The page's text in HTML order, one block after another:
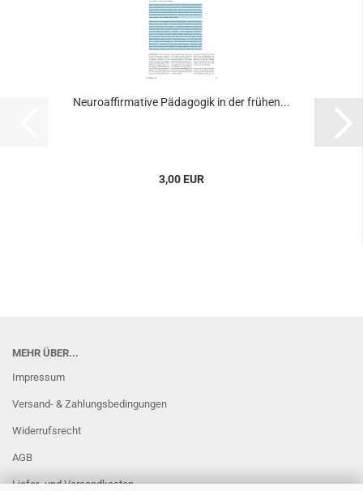
Neuroaffirmative Pädagogik in der frühen...
3,00 EUR
MEHR ÜBER...
Impressum
Versand- & Zahlungsbedingungen
Widerrufsrecht
AGB
Liefer- und Versandkosten